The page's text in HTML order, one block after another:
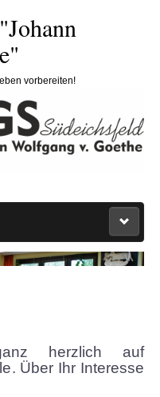
vorbereiten!
herzlich auf
. Über Ihr Interesse